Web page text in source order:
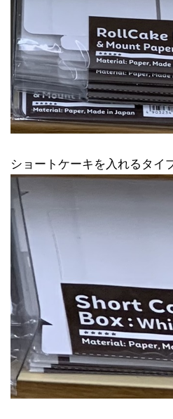
ショートケーキを入れるタイ